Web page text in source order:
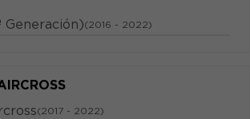
Generación)(2016 - 2022)
(2017 - 2022)